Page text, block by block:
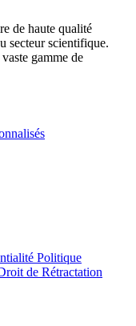
de haute qualité
secteur scientifique.
gamme de
Politique
de Rétractation